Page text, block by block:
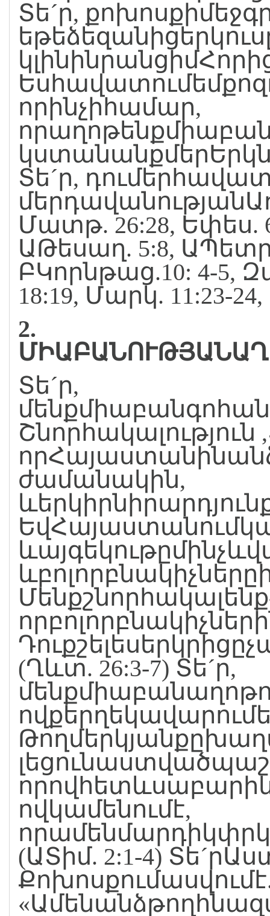
Տե´ր,
որինչիհամար,
Տե´ր,
Մատթ. 26:28, Եփես.
ԱԹեսաղ. 5:8,
ԲԿորնթաց.10: 4-5,
18:19, Մարկ. 11:23-
2.
Տե´ր,
Շնորհակալություն
ժամանակին,
(Ղևտ. 26:3-7) Տե´ր,
ովկամենումէ,
(ԱՏիմ. 2:1-4)